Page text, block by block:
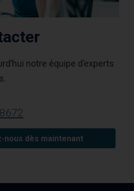
notre équipe d’experts
nous dès maintenant